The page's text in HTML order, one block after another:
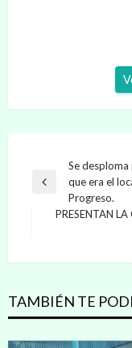
Navegación
de
entradas
Entrada
anterior
Se
que era el
Progreso.
PRESENTAN
TAMBIÉN TE